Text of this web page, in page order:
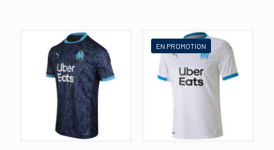
EN PROMOTION